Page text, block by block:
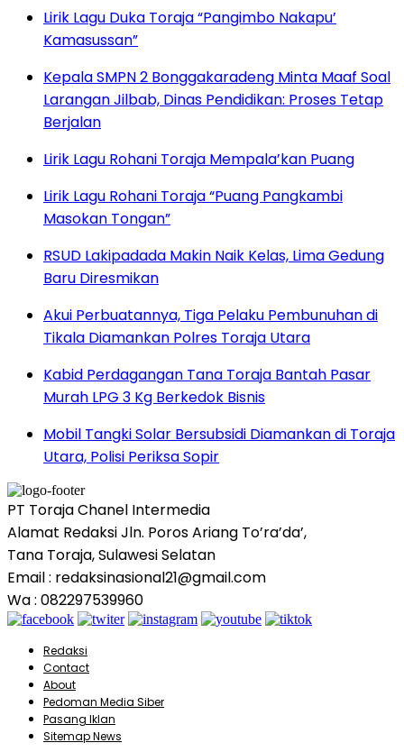
Lirik Lagu Duka Toraja “Pangimbo Nakapu’
Kamasussan”
Kepala SMPN 2 Bonggakaradeng Minta Maaf Soal
Larangan Jilbab, Dinas Pendidikan: Proses Tetap
Berjalan
Lirik Lagu Rohani Toraja Mempala’kan Puang
Lirik Lagu Rohani Toraja “Puang Pangkambi
Masokan Tongan”
RSUD Lakipadada Makin Naik Kelas, Lima Gedung
Baru Diresmikan
Akui Perbuatannya, Tiga Pelaku Pembunuhan di
Tikala Diamankan Polres Toraja Utara
Kabid Perdagangan Tana Toraja Bantah Pasar
Murah LPG 3 Kg Berkedok Bisnis
Mobil Tangki Solar Bersubsidi Diamankan di Toraja
Utara, Polisi Periksa Sopir
PT Toraja Chanel Intermedia
Alamat Redaksi Jln. Poros Ariang To’ra’da’,
Tana Toraja, Sulawesi Selatan
Email : redaksinasional21@gmail.com
Wa : 082297539960
Redaksi
Contact
About
Pedoman Media Siber
Pasang Iklan
Sitemap News